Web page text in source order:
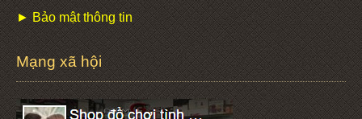
► Bảo mật thông tin
Mạng xã hội